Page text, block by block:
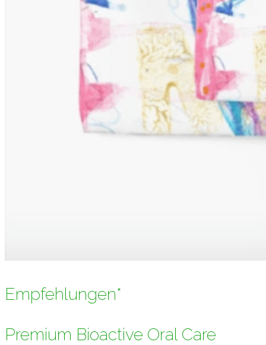
Empfehlungen*
Premium Bioactive Oral Care